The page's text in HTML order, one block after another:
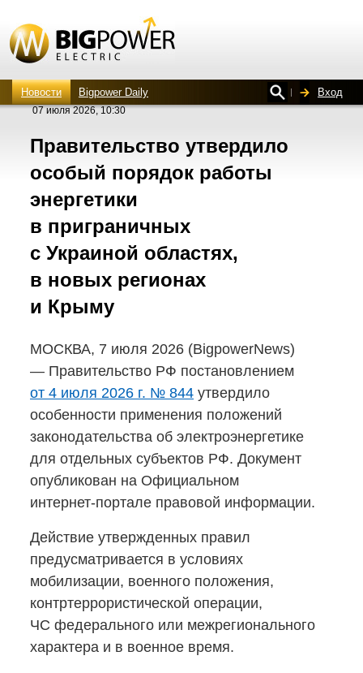
Новости Bigpower Daily Вход
07 июля 2026, 10:30
Правительство утвердило
особый порядок работы
энергетики
в приграничных
с Украиной областях,
в новых регионах
и Крыму
МОСКВА, 7 июля 2026 (BigpowerNews)
— Правительство РФ постановлением
от 4 июля 2026 г. № 844 утвердило
особенности применения положений
законодательства об электроэнергетике
для отдельных субъектов РФ. Документ
опубликован на Официальном
интернет-портале правовой информации.
Действие утвержденных правил
предусматривается в условиях
мобилизации, военного положения,
контртеррористической операции,
ЧС федерального или межрегионального
характера и в военное время.